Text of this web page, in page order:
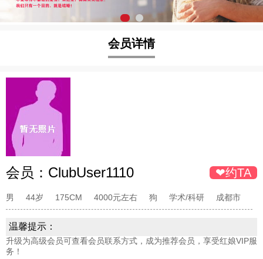
会员详情
会员： ClubUser1110 ❤约TA
男 44岁 175CM 4000元左右 狗 学术/科研 成都市
温馨提示：
升级为高级会员可查看会员联系方式，成为推荐会员，享受红娘VIP服
务！